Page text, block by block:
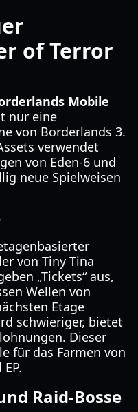
of Terror
Mobile
nur eine
von Borderlands 3.
verwendet
von Eden-6 und
neue Spielweisen
von Tiny Tina
„Tickets“ aus,
Wellen von
Etage
schwieriger, bietet
Dieser
für das Farmen von
Raid-Bosse